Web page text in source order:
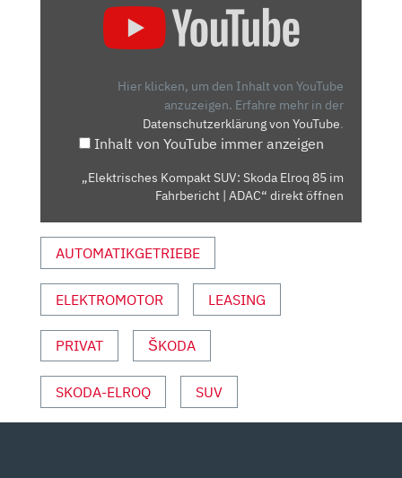
KOMPAKT
FAHRBERICHT
YOUTUBE
ANZEIGEN
Hier klicken, um den Inhalt von YouTube
anzuzeigen. Erfahre mehr in der
Datenschutzerklärung von YouTube.
Inhalt von YouTube immer anzeigen
„Elektrisches Kompakt SUV: Skoda Elroq 85 im
Fahrbericht | ADAC“ direkt öffnen
AUTOMATIKGETRIEBE
ELEKTROMOTOR LEASING
PRIVAT ŠKODA
SKODA-ELROQ SUV